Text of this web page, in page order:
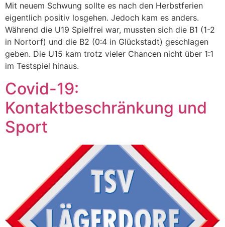
Mit neuem Schwung sollte es nach den Herbstferien
eigentlich positiv losgehen. Jedoch kam es anders.
Während die U19 Spielfrei war, mussten sich die B1 (1-2
in Nortorf) und die B2 (0:4 in Glückstadt) geschlagen
geben. Die U15 kam trotz vieler Chancen nicht über 1:1
im Testspiel hinaus.
Covid-19:
Kontaktbeschränkung und
Sport